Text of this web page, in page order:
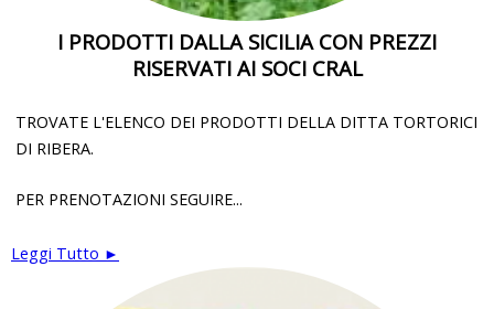
I PRODOTTI DALLA SICILIA CON PREZZI
RISERVATI AI SOCI CRAL
TROVATE L'ELENCO DEI PRODOTTI DELLA DITTA TORTORICI
DI RIBERA.
PER PRENOTAZIONI SEGUIRE...
Leggi Tutto ►